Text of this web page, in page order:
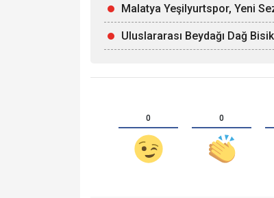
Malatya Yeşilyurtspor, Yeni
Uluslararası Beydağı Dağ
0 0